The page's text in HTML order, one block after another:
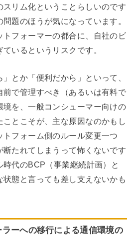
リム化ということらしいのです
題のほうが気になっています。
トフォーマーの都合に、自社のビ
いるというリスクです。
とか「便利だから」といって、
前で管理すべき（あるいは有料で
境を、一般コンシューマー向けの
とこそが、主な原因なのかもし
トフォーム側のルール変更一つ
断たれてしまうって怖くないです
代のBCP（事業継続計画）と
状態と言っても差し支えないかも
ーへの移行による通信環境の